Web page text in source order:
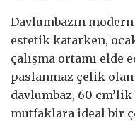
Davlumbazın
estetik katarken,
çalışma ortamı elde
paslanmaz çelik olan
davlumbaz, 60
mutfaklara ideal bir